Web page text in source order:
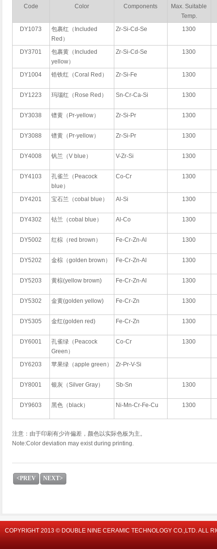
Code
Color
Components
Max. Suitable
Temp.
DY1073
包裹红（Included
Red）
Zr-Si-Cd-Se 1300
DY3701
包裹黄（Included
yellow）
Zr-Si-Cd-Se 1300
DY1004 锆铁红（Coral Red） Zr-Si-Fe 1300
DY1223 玛瑙红（Rose Red） Sn-Cr-Ca-Si 1300
DY3038 镨黄（Pr-yellow） Zr-Si-Pr 1300
DY3088 镨黄（Pr-yellow） Zr-Si-Pr 1300
DY4008 钒兰（V blue） V-Zr-Si 1300
DY4103
孔雀兰（Peacock
blue）
Co-Cr 1300
DY4201 宝石兰（cobal blue） Al-Si 1300
DY4302 钴兰（cobal blue） Al-Co 1300
DY5002 红棕（red brown） Fe-Cr-Zn-Al 1300
DY5202 金棕（golden brown） Fe-Cr-Zn-Al 1300
DY5203 黄棕(yellow brown) Fe-Cr-Zn-Al 1300
DY5302 金黄(golden yellow) Fe-Cr-Zn 1300
DY5305 金红(golden red) Fe-Cr-Zn 1300
DY6001
孔雀绿（Peacock
Green）
Co-Cr 1300
DY6203 苹果绿（apple green） Zr-Pr-V-Si
DY8001 银灰（Silver Gray） Sb-Sn 1300
DY9603 黑色（black） Ni-Mn-Cr-Fe-Cu 1300
注意：由于印刷有少许偏差，颜色以实际色板为主。
Note:Color deviation may exist during printing.
<PREV NEXT>
COPYRIGHT 2013 © DOUBLE NINE CERAMIC TECHNOLOGY CO.,LTD. ALL